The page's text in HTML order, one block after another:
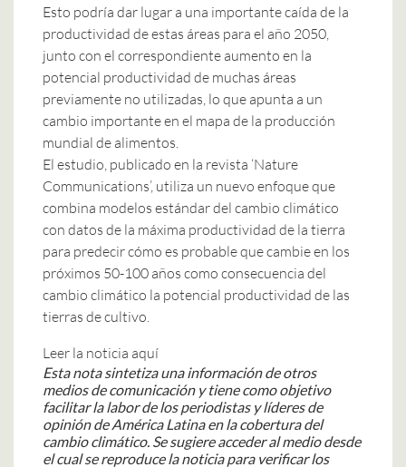
Esto podría dar lugar a una importante caída de la
productividad de estas áreas para el año 2050,
junto con el correspondiente aumento en la
potencial productividad de muchas áreas
previamente no utilizadas, lo que apunta a un
cambio importante en el mapa de la producción
mundial de alimentos.
El estudio, publicado en la revista ‘Nature
Communications’, utiliza un nuevo enfoque que
combina modelos estándar del cambio climático
con datos de la máxima productividad de la tierra
para predecir cómo es probable que cambie en los
próximos 50-100 años como consecuencia del
cambio climático la potencial productividad de las
tierras de cultivo.
Leer la noticia aquí
Esta nota sintetiza una información de otros
medios de comunicación y tiene como objetivo
facilitar la labor de los periodistas y líderes de
opinión de América Latina en la cobertura del
cambio climático. Se sugiere acceder al medio desde
el cual se reproduce la noticia para verificar los